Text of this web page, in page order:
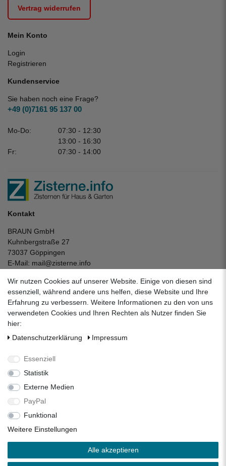
Vertrag widerrufen
Mein Konto
Login
Registrieren
Kundenservice
Sie haben noch eine Frage?
+49 (0)7161 95 137 00
Mo-Do:
07:30 - 12:30
13:00 - 16:30
Fr:
07:30 - 14:00
Kontakt
BRAUN GmbH
Kuhnbergstraße 27
73037 Göppingen
E-Mail: mail@zisterne.info
Unternehmen
Datenschutzerklärung
Impressum
Über uns
Folgen Sie uns auf Social Media
Alle Preise inkl. 19% Mehrwertsteuer.
* Die verkauften Stückzahlen beziehen sich auf die Verkäufe
in unseren Shops und Marktplätzen.
** Der kostenlose Versand erfolgt ausschließlich innerhalb
Wir nutzen Cookies auf unserer Website. Einige von diesen sind
essenziell, während andere uns helfen, diese Website und Ihre
Erfahrung zu verbessern. Weitere Informationen zu den von uns
verwendeten Cookies und Ihren Rechten als Nutzer finden Sie
hier:
Daten­schutz­erklärung
Impressum
Essenziell
Statistik
Externe Medien
PayPal
Funktional
Weitere Einstellungen
Alle akzeptieren